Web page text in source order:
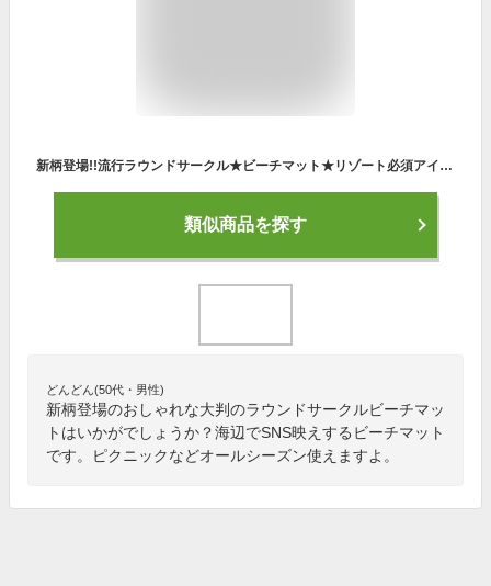
新柄登場!!流行ラウンドサークル★ビーチマット★リゾート必須アイテム★フォトブース★ヨガマット・パレオとしても♪大判ストール【RCP】【インテリア レジャーシート 円形 薄手 大判 ピクニック インスタ ラウンドタオル おしゃれ かわいい】
類似商品を探す
どんどん(50代・男性)
新柄登場のおしゃれな大判のラウンドサークルビーチマッ
トはいかがでしょうか？海辺でSNS映えするビーチマット
です。ピクニックなどオールシーズン使えますよ。